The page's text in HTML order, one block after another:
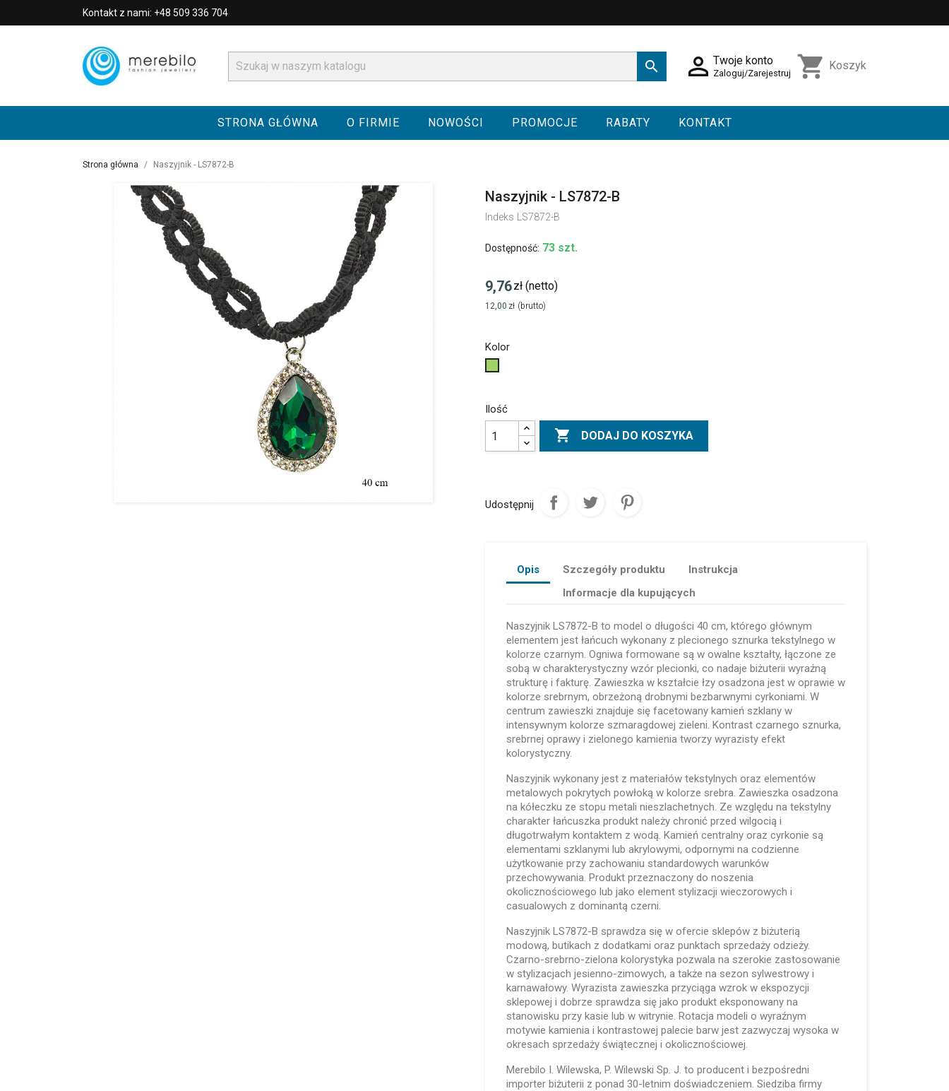
Kontakt z nami: +48 509 336 704
  Twoje konto
Zaloguj/Zarejestruj shopping_cart Koszyk
STRONA GŁÓWNA O FIRMIE NOWOŚCI PROMOCJE RABATY KONTAKT
Strona główna Naszyjnik - LS7872-B
Naszyjnik - LS7872-B
Indeks LS7872-B
Dostępność: 73 szt.
9,76zł (netto)
12,00 zł (brutto)
Kolor
Ilość
 DODAJ DO KOSZYKA
Udostępnij
Opis Szczegóły produktu
Instrukcja
Informacje dla kupujących
Naszyjnik LS7872-B to model o długości 40 cm, którego głównym
elementem jest łańcuch wykonany z plecionego sznurka tekstylnego w
kolorze czarnym. Ogniwa formowane są w owalne kształty, łączone ze
sobą w charakterystyczny wzór plecionki, co nadaje biżuterii wyraźną
strukturę i fakturę. Zawieszka w kształcie łzy osadzona jest w oprawie w
kolorze srebrnym, obrzeżoną drobnymi bezbarwnymi cyrkoniami. W
centrum zawieszki znajduje się facetowany kamień szklany w
intensywnym kolorze szmaragdowej zieleni. Kontrast czarnego sznurka,
srebrnej oprawy i zielonego kamienia tworzy wyrazisty efekt
kolorystyczny.
Naszyjnik wykonany jest z materiałów tekstylnych oraz elementów
metalowych pokrytych powłoką w kolorze srebra. Zawieszka osadzona
na kółeczku ze stopu metali nieszlachetnych. Ze względu na tekstylny
charakter łańcuszka produkt należy chronić przed wilgocią i
długotrwałym kontaktem z wodą. Kamień centralny oraz cyrkonie są
elementami szklanymi lub akrylowymi, odpornymi na codzienne
użytkowanie przy zachowaniu standardowych warunków
przechowywania. Produkt przeznaczony do noszenia
okolicznościowego lub jako element stylizacji wieczorowych i
casualowych z dominantą czerni.
Naszyjnik LS7872-B sprawdza się w ofercie sklepów z biżuterią
modową, butikach z dodatkami oraz punktach sprzedaży odzieży.
Czarno-srebrno-zielona kolorystyka pozwala na szerokie zastosowanie
w stylizacjach jesienno-zimowych, a także na sezon sylwestrowy i
karnawałowy. Wyrazista zawieszka przyciąga wzrok w ekspozycji
sklepowej i dobrze sprawdza się jako produkt eksponowany na
stanowisku przy kasie lub w witrynie. Rotacja modeli o wyraźnym
motywie kamienia i kontrastowej palecie barw jest zazwyczaj wysoka w
okresach sprzedaży świątecznej i okolicznościowej.
Merebilo I. Wilewska, P. Wilewski Sp. J. to producent i bezpośredni
importer biżuterii z ponad 30-letnim doświadczeniem. Siedziba firmy